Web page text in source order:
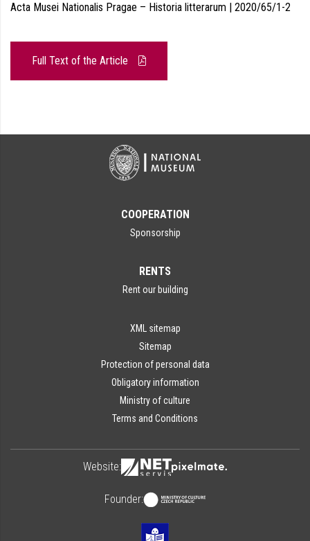
Acta Musei Nationalis Pragae – Historia litterarum | 2020/65/1-2
Full Text of the Article
COOPERATION
Sponsorship
RENTS
Rent our building
XML sitemap
Sitemap
Protection of personal data
Obligatory information
Ministry of culture
Terms and Conditions
Website:
Founder: